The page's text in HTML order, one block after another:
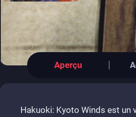
Aperçu
Hakuoki: Kyoto Winds est un